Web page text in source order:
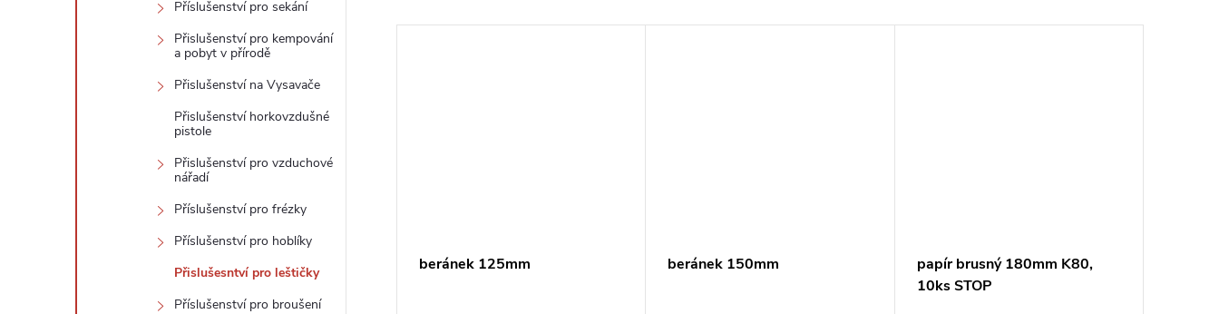
Příslušenství pro sekání
Přislušenství pro kempování
a pobyt v přírodě
Přislušenství na Vysavače
Přislušenství horkovzdušné
pistole
Přislušenství pro vzduchové
nářadí
Příslušenství pro frézky
Příslušenství pro hoblíky
Přislušesntví pro leštičky
Příslušenství pro broušení
beránek 125mm beránek 150mm
papír brusný 180mm K80,
10ks STOP